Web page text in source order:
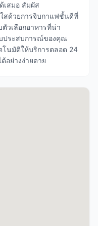
เสมอ สัมผัส
สด้วยการจิบกาแฟชั้นดีที่
วเลือกอาหารที่น่า
ประสบการณ์ของคุณ
โนมัติให้บริการตลอด 24
อย่างง่ายดาย